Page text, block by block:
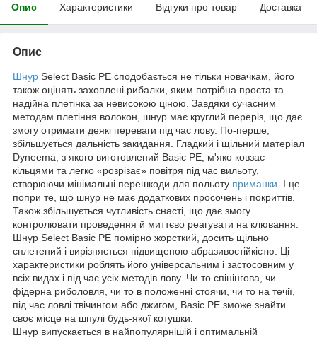
Опис Характеристики Відгуки про товар Доставка
Опис
Шнур Select Basic PE сподобається не тільки новачкам, його
також оцінять захоплені рибалки, яким потрібна проста та
надійна плетінка за невисокою ціною. Завдяки сучасним
методам плетіння волокон, шнур має круглий переріз, що дає
змогу отримати деякі переваги під час лову. По-перше,
збільшується дальність закидання. Гладкий і щільний матеріал
Dyneema, з якого виготовлений Basic PE, м'яко ковзає
кільцями та легко «розрізає» повітря під час вильоту,
створюючи мінімальні перешкоди для польоту приманки . І це
попри те, що шнур не має додаткових просочень і покриттів.
Також збільшується чутливість снасті, що дає змогу
контролювати проведення й миттєво реагувати на клювання.
Шнур Select Basic PE помірно жорсткий, досить щільно
сплетений і вирізняється підвищеною абразивостійкістю. Ці
характеристики роблять його універсальним і застосовним у
всіх видах і під час усіх методів лову. Чи то спінінгова, чи
фідерна риболовля, чи то в положенні стоячи, чи то на течії,
під час ловлі твічингом або джигом, Basic PE зможе знайти
своє місце на шпулі будь-якої котушки.
Шнур випускається в найпопулярнішій і оптимальній